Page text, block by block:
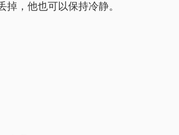
，他也可以保持冷静。